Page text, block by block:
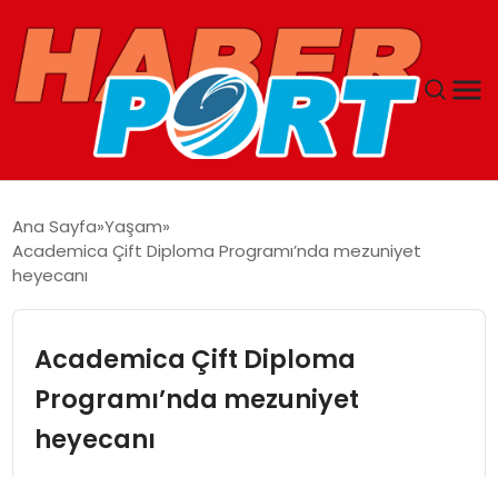
SPOR
Ana Sayfa Yaşam
Academica Çift Diploma Programı’nda mezuniyet
heyecanı
Academica Çift Diploma
Programı’nda mezuniyet
heyecanı